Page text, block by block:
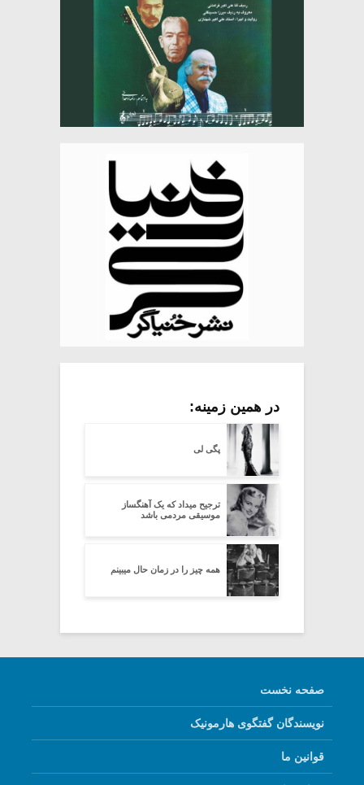
در همین زمینه:
پگی لی
ترجیح میداد که یک آهنگساز
موسیقی مردمی باشد
همه چیز را در زمان حال میبینم
صفحه نخست
نویسندگان گفتگوی هارمونیک
قوانین ما